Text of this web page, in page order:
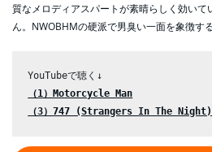
質なメロディアスパートが素晴らしく効い
ん。NWOBHMの硬派で男臭い一面を象徴す
（1）Motorcycle Man
（3）747 (Strangers In The Night)